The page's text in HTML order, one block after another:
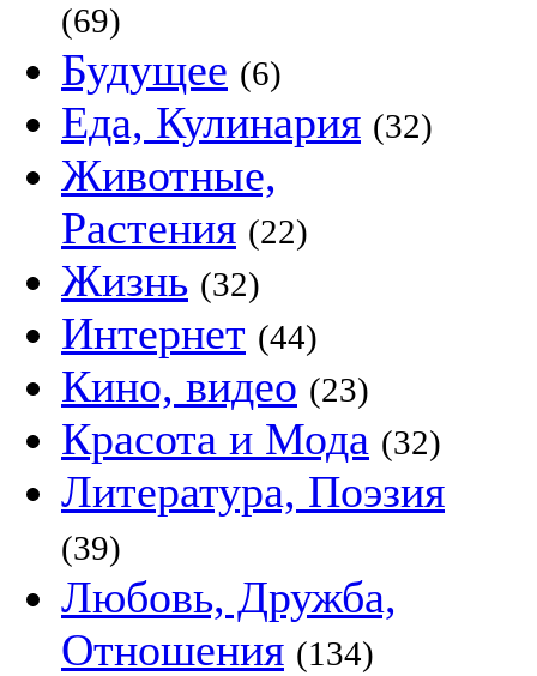
(69)
Будущее (6)
Еда, Кулинария (32)
Животные,
Растения (22)
Жизнь (32)
Интернет (44)
Кино, видео (23)
Красота и Мода (32)
Литература, Поэзия
(39)
Любовь, Дружба,
Отношения (134)